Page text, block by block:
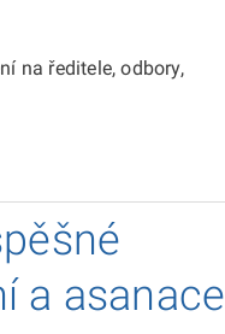
na ředitele, odbory,
a asanace